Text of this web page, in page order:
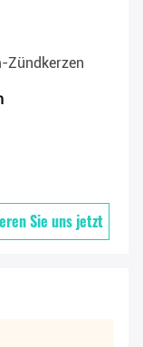
Zündkerzen
Sie uns jetzt